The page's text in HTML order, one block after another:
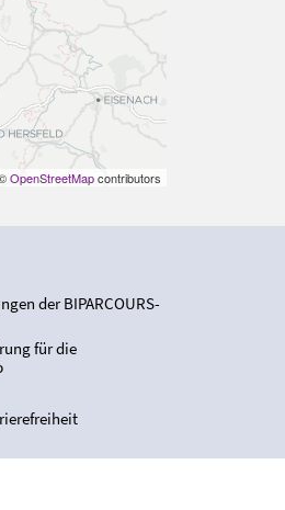
OpenStreetMapcontributors
der BIPARCOURS-
für die